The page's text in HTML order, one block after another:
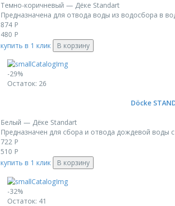
Темно-коричневый — Дёке Standart
Предназначена для отвода воды из водосбора в
874 Р
480 Р
купить в 1 клик
В корзину
-29%
Остаток: 26
Döcke
Белый — Дёке Standart
Предназначен для сбора и отвода дождевой воды
722 Р
510 Р
купить в 1 клик
В корзину
-32%
Остаток: 41